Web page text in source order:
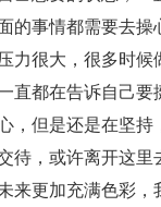
的事情都需要去
很大，很多时候
直都在告诉自己
，但是还是在坚
，或许离开这里
来更加充满色彩